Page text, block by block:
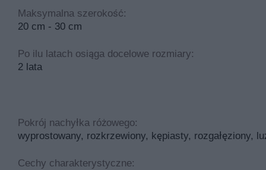
Maksymalna szerokość:
20 cm - 30 cm
Po ilu latach osiąga docelowe rozmiary:
2 lata
Pokrój nachyłka różowego:
wyprostowany, rozkrzewiony, kępiasty, rozgałęziony,
Cechy charakterystyczne: